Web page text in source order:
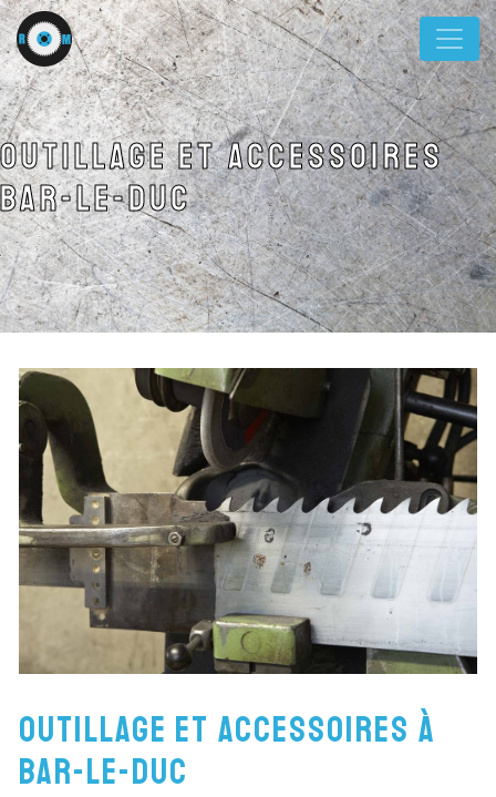
Panneau de gestion des cookies
outillage et accessoires
Bar-le-duc
outillage et accessoires à
Bar-le-duc